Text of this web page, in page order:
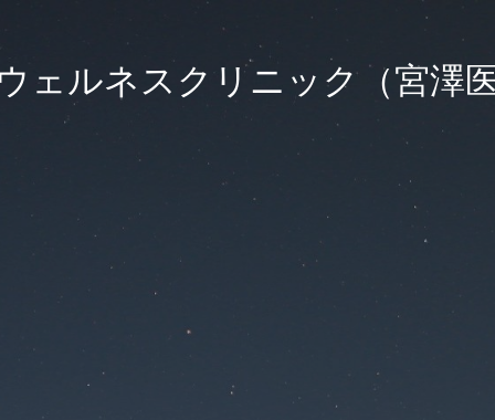
ェルネスクリニック（宮澤